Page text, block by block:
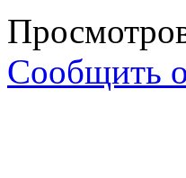
Сообщить